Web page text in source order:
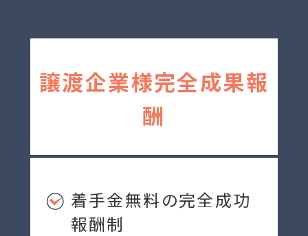
譲渡企業様完全成果報
酬
着手金無料の完全成功
報酬制